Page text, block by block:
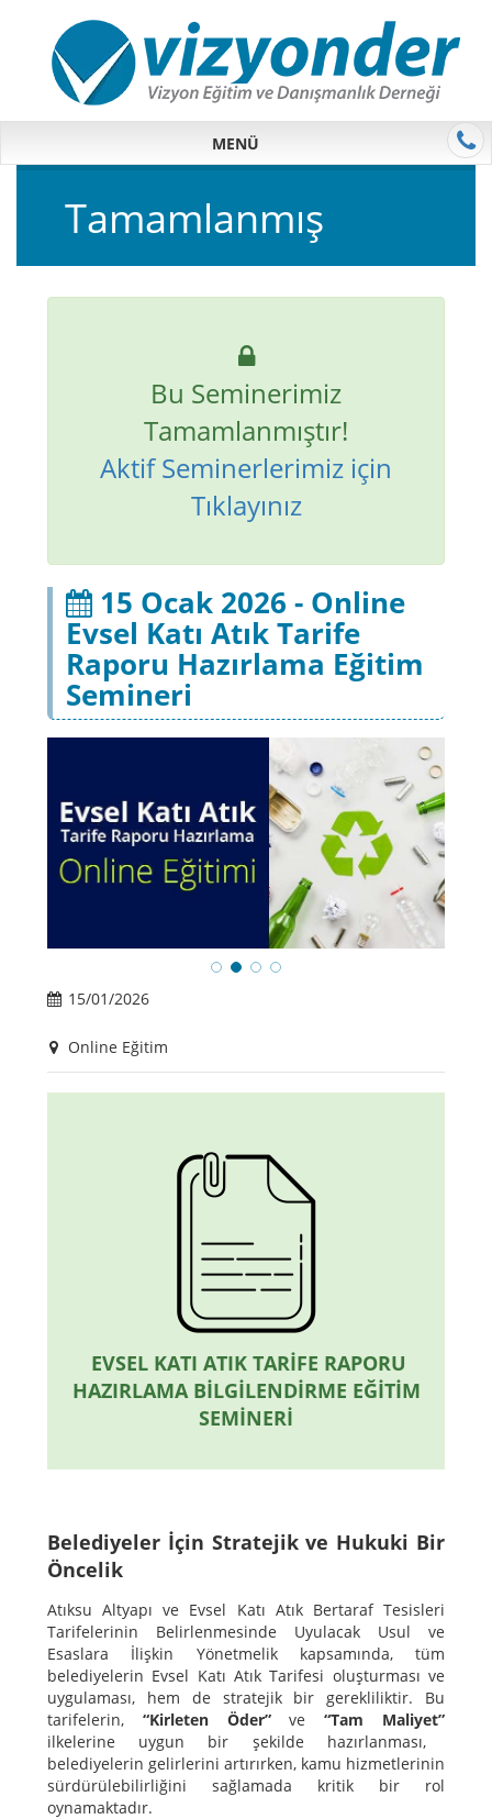
MENÜ
Tamamlanmış
Bu Seminerimiz
Tamamlanmıştır!
Aktif Seminerlerimiz için
Tıklayınız
15 Ocak 2026 - Online
Evsel Katı Atık Tarife
Raporu Hazırlama Eğitim
Semineri
15/01/2026
Online Eğitim
EVSEL KATI ATIK TARİFE RAPORU
HAZIRLAMA BİLGİLENDİRME EĞİTİM
SEMİNERİ
Belediyeler İçin Stratejik ve Hukuki Bir
Öncelik
Atıksu Altyapı ve Evsel Katı Atık Bertaraf Tesisleri
Tarifelerinin Belirlenmesinde Uyulacak Usul ve
Esaslara İlişkin Yönetmelik kapsamında, tüm
belediyelerin Evsel Katı Atık Tarifesi oluşturması ve
uygulaması, hem de stratejik bir gerekliliktir. Bu
tarifelerin, “Kirleten Öder”ve“Tam Maliyet”
ilkelerine uygun bir şekilde hazırlanması,
belediyelerin gelirlerini artırırken, kamu hizmetlerinin
sürdürülebilirliğini sağlamada kritik bir rol
oynamaktadır.